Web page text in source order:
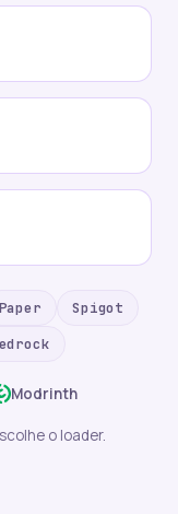
Paper
Spigot
Modrinth
o loader.